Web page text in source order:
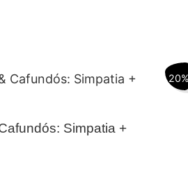
Simpatia +